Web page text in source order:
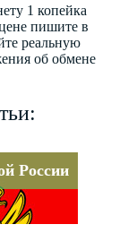
1 копейка
пишите в
реальную
об обмене
России